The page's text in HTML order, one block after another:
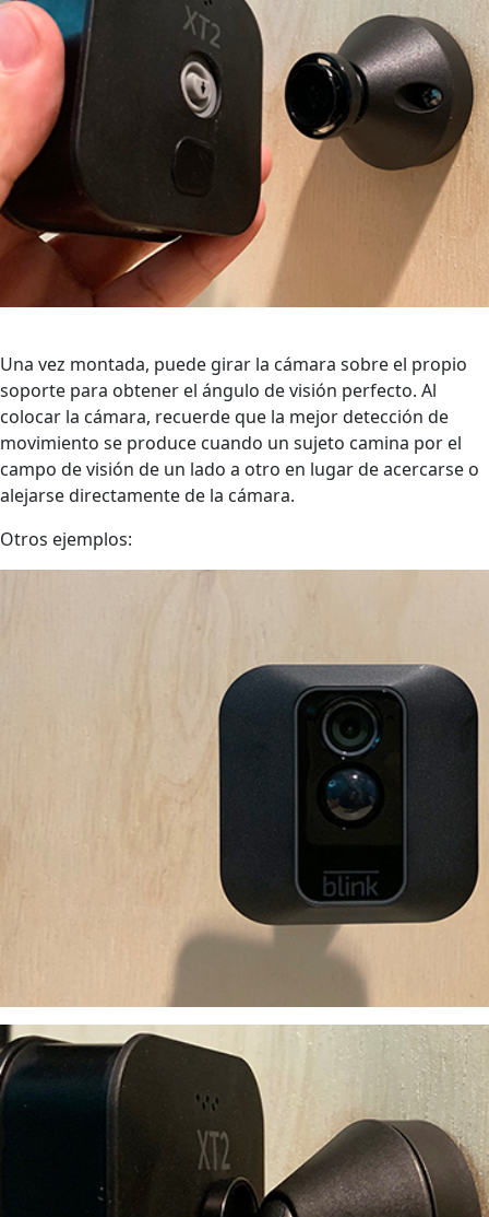
Una vez montada, puede girar la cámara sobre el propio
soporte para obtener el ángulo de visión perfecto. Al
colocar la cámara, recuerde que la mejor detección de
movimiento se produce cuando un sujeto camina por el
campo de visión de un lado a otro en lugar de acercarse o
alejarse directamente de la cámara.
Otros ejemplos: